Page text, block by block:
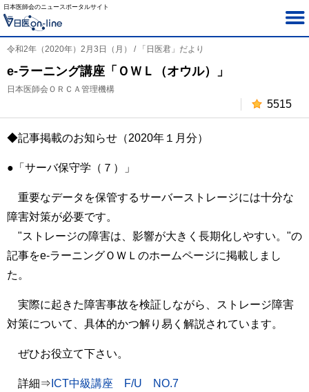
日本医師会のニュースポータルサイト
令和2年（2020年）2月3日（月） / 「日医君」だより
e-ラーニング講座「ＯＷＬ（オウル）」
日本医師会ＯＲＣＡ管理機構
5515
◆記事掲載のお知らせ（2020年１月分）
●「サーバ保守学（７）」
重要なデータを保管するサーバーストレージには十分な
障害対策が必要です。
"ストレージの障害は、影響が大きく長期化しやすい。"の
記事をe-ラーニングＯＷＬのホームページに掲載しまし
た。
実際に起きた障害事故を検証しながら、ストレージ障害
対策について、具体的かつ解り易く解説されています。
ぜひお役立て下さい。
詳細⇒ ICT中級講座 F/U NO.7